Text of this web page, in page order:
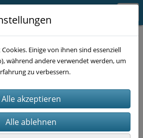
Einige von ihnen sind essenziell
während andere verwendet werden, um
zu verbessern.